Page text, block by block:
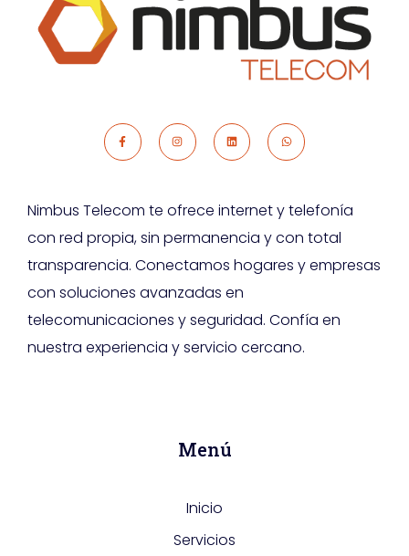
Nimbus Telecom te ofrece internet y telefonía
con red propia, sin permanencia y con total
transparencia. Conectamos hogares y empresas
con soluciones avanzadas en
telecomunicaciones y seguridad. Confía en
nuestra experiencia y servicio cercano.
Menú
Inicio
Servicios